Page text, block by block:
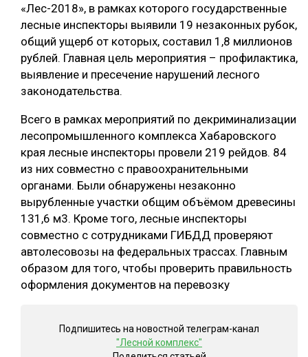
«Лес-2018», в рамках которого государственные
лесные инспекторы выявили 19 незаконных рубок,
общий ущерб от которых, составил 1,8 миллионов
рублей. Главная цель мероприятия – профилактика,
выявление и пресечение нарушений лесного
законодательства.
Всего в рамках мероприятий по декриминализации
лесопромышленного комплекса Хабаровского
края лесные инспекторы провели 219 рейдов. 84
из них совместно с правоохранительными
органами. Были обнаружены незаконно
вырубленные участки общим объёмом древесины
131,6 м3. Кроме того, лесные инспекторы
совместно с сотрудниками ГИБДД проверяют
автолесовозы на федеральных трассах. Главным
образом для того, чтобы проверить правильность
оформления документов на перевозку
Подпишитесь на новостной телеграм-канал
"Лесной комплекс"